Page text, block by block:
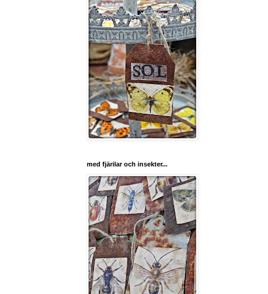
med fjärilar och insekter...